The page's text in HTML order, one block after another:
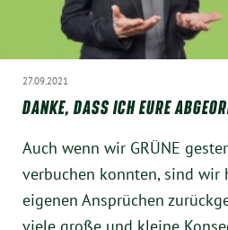
Zur Person
Kontakt
Presse
Termine
27.09.2021
DANKE, DASS ICH EURE
Auch wenn wir GRÜNE
verbuchen konnten, sind wir
eigenen Ansprüchen